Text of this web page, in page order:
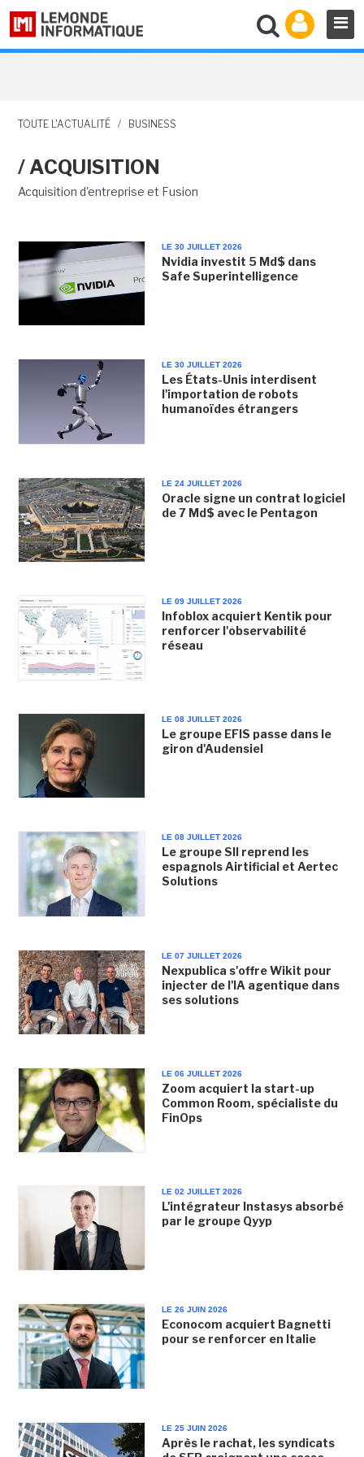
TOUTE L'ACTUALITÉ / BUSINESS
/ ACQUISITION
Acquisition d'entreprise et Fusion
LE 30 JUILLET 2026
Nvidia investit 5 Md$ dans
Safe Superintelligence
LE 30 JUILLET 2026
Les États-Unis interdisent
l'importation de robots
humanoïdes étrangers
LE 24 JUILLET 2026
Oracle signe un contrat logiciel
de 7 Md$ avec le Pentagon
LE 09 JUILLET 2026
Infoblox acquiert Kentik pour
renforcer l'observabilité
réseau
LE 08 JUILLET 2026
Le groupe EFIS passe dans le
giron d'Audensiel
LE 08 JUILLET 2026
Le groupe SII reprend les
espagnols Airtificial et Aertec
Solutions
LE 07 JUILLET 2026
Nexpublica s'offre Wikit pour
injecter de l'IA agentique dans
ses solutions
LE 06 JUILLET 2026
Zoom acquiert la start-up
Common Room, spécialiste du
FinOps
LE 02 JUILLET 2026
L'intégrateur Instasys absorbé
par le groupe Qyyp
LE 26 JUIN 2026
Econocom acquiert Bagnetti
pour se renforcer en Italie
LE 25 JUIN 2026
Après le rachat, les syndicats